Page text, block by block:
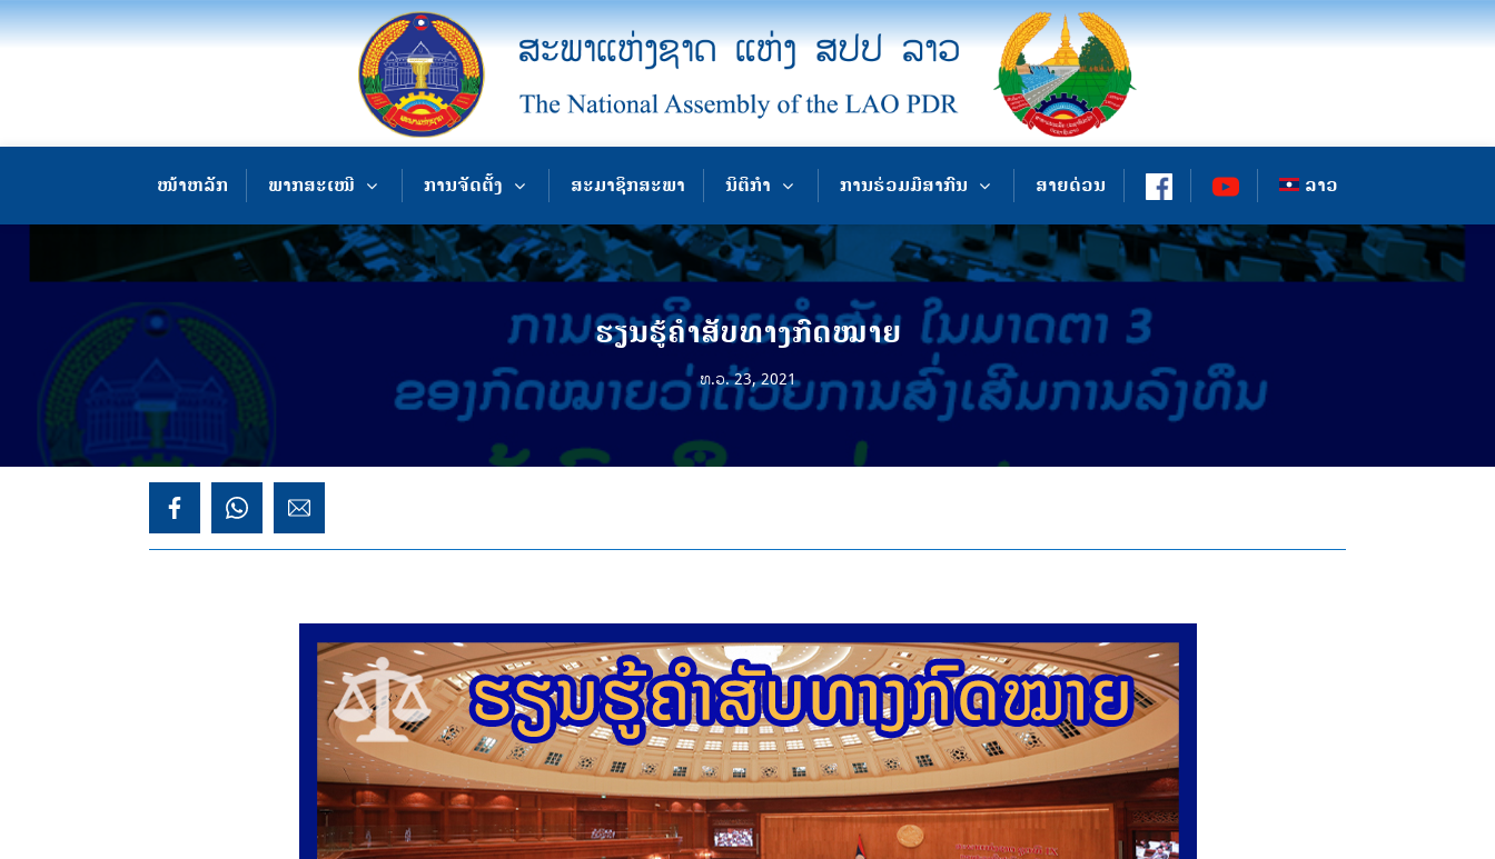
ໜ້າຫລັກ ພາກສະເໜີ ການຈັດຕັ້ງ ສະມາຊິກສະພາ ນິຕິກຳ ການຮ່ວມມືສາກົນ ສາຍດ່ວນ ລາວ
ຮຽນຮູ້ຄຳສັບທາງກົດໝາຍ
ທ.ວ. 23, 2021